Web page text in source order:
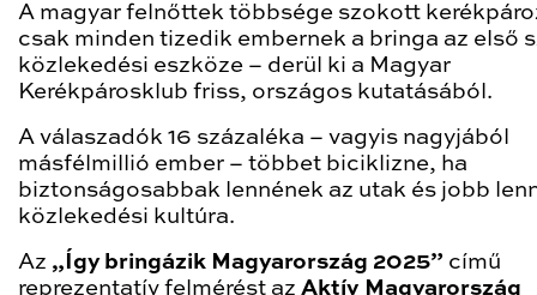
A magyar felnőttek többsége szokott
csak minden tizedik embernek a bringa az első
közlekedési eszköze – derül ki a Magyar
Kerékpárosklub friss, országos kutatásából.
A válaszadók 16 százaléka – vagyis nagyjából
másfélmillió ember – többet biciklizne, ha
biztonságosabbak lennének az utak és jobb
közlekedési kultúra.
Az „Így bringázik Magyarország 2025” című
reprezentatív felmérést az Aktív Magyarország